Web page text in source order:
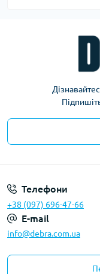
Телефони
+38 (097) 696-47-66
E-mail
info@debra.com.ua